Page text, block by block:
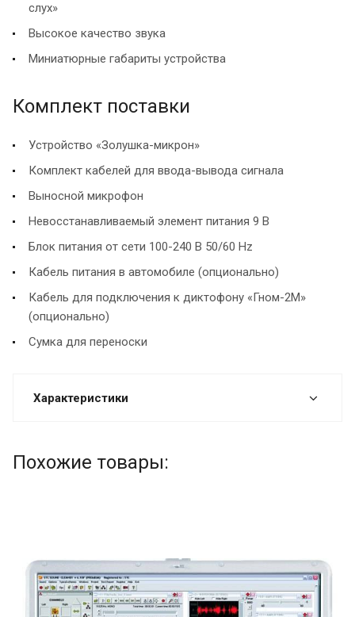
слух»
Высокое качество звука
Миниатюрные габариты устройства
Комплект поставки
Устройство «Золушка-микрон»
Комплект кабелей для ввода-вывода сигнала
Выносной микрофон
Невосстанавливаемый элемент питания 9 В
Блок питания от сети 100-240 В 50/60 Hz
Кабель питания в автомобиле (опционально)
Кабель для подключения к диктофону «Гном-2М»
(опционально)
Сумка для переноски
Характеристики
Похожие товары: